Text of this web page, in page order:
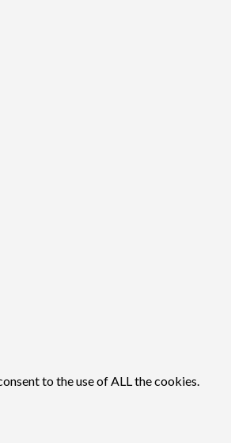
to the use of ALL the cookies.